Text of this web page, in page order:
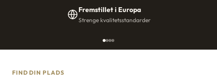
Fremstillet i Europa
Strenge kvalitetsstandarder
Gå til element 1
Gå til element 2
Gå til element 3
Gå til element 4
FIND DIN PLADS